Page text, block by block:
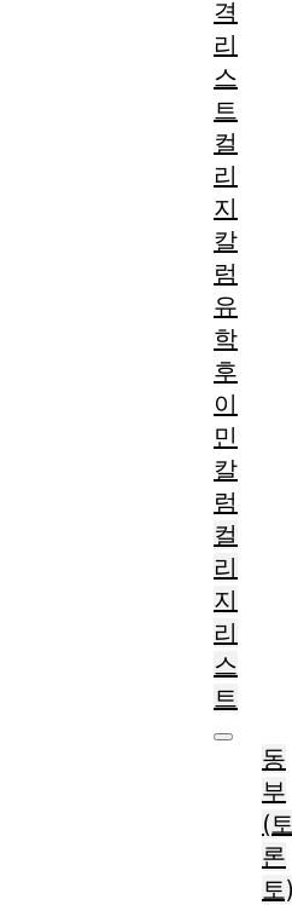
격
리
스
트
컬
리
지
칼
럼
유
학
후
이
민
칼
럼
컬
리
지
리
스
트
동
부
(토
론
토)